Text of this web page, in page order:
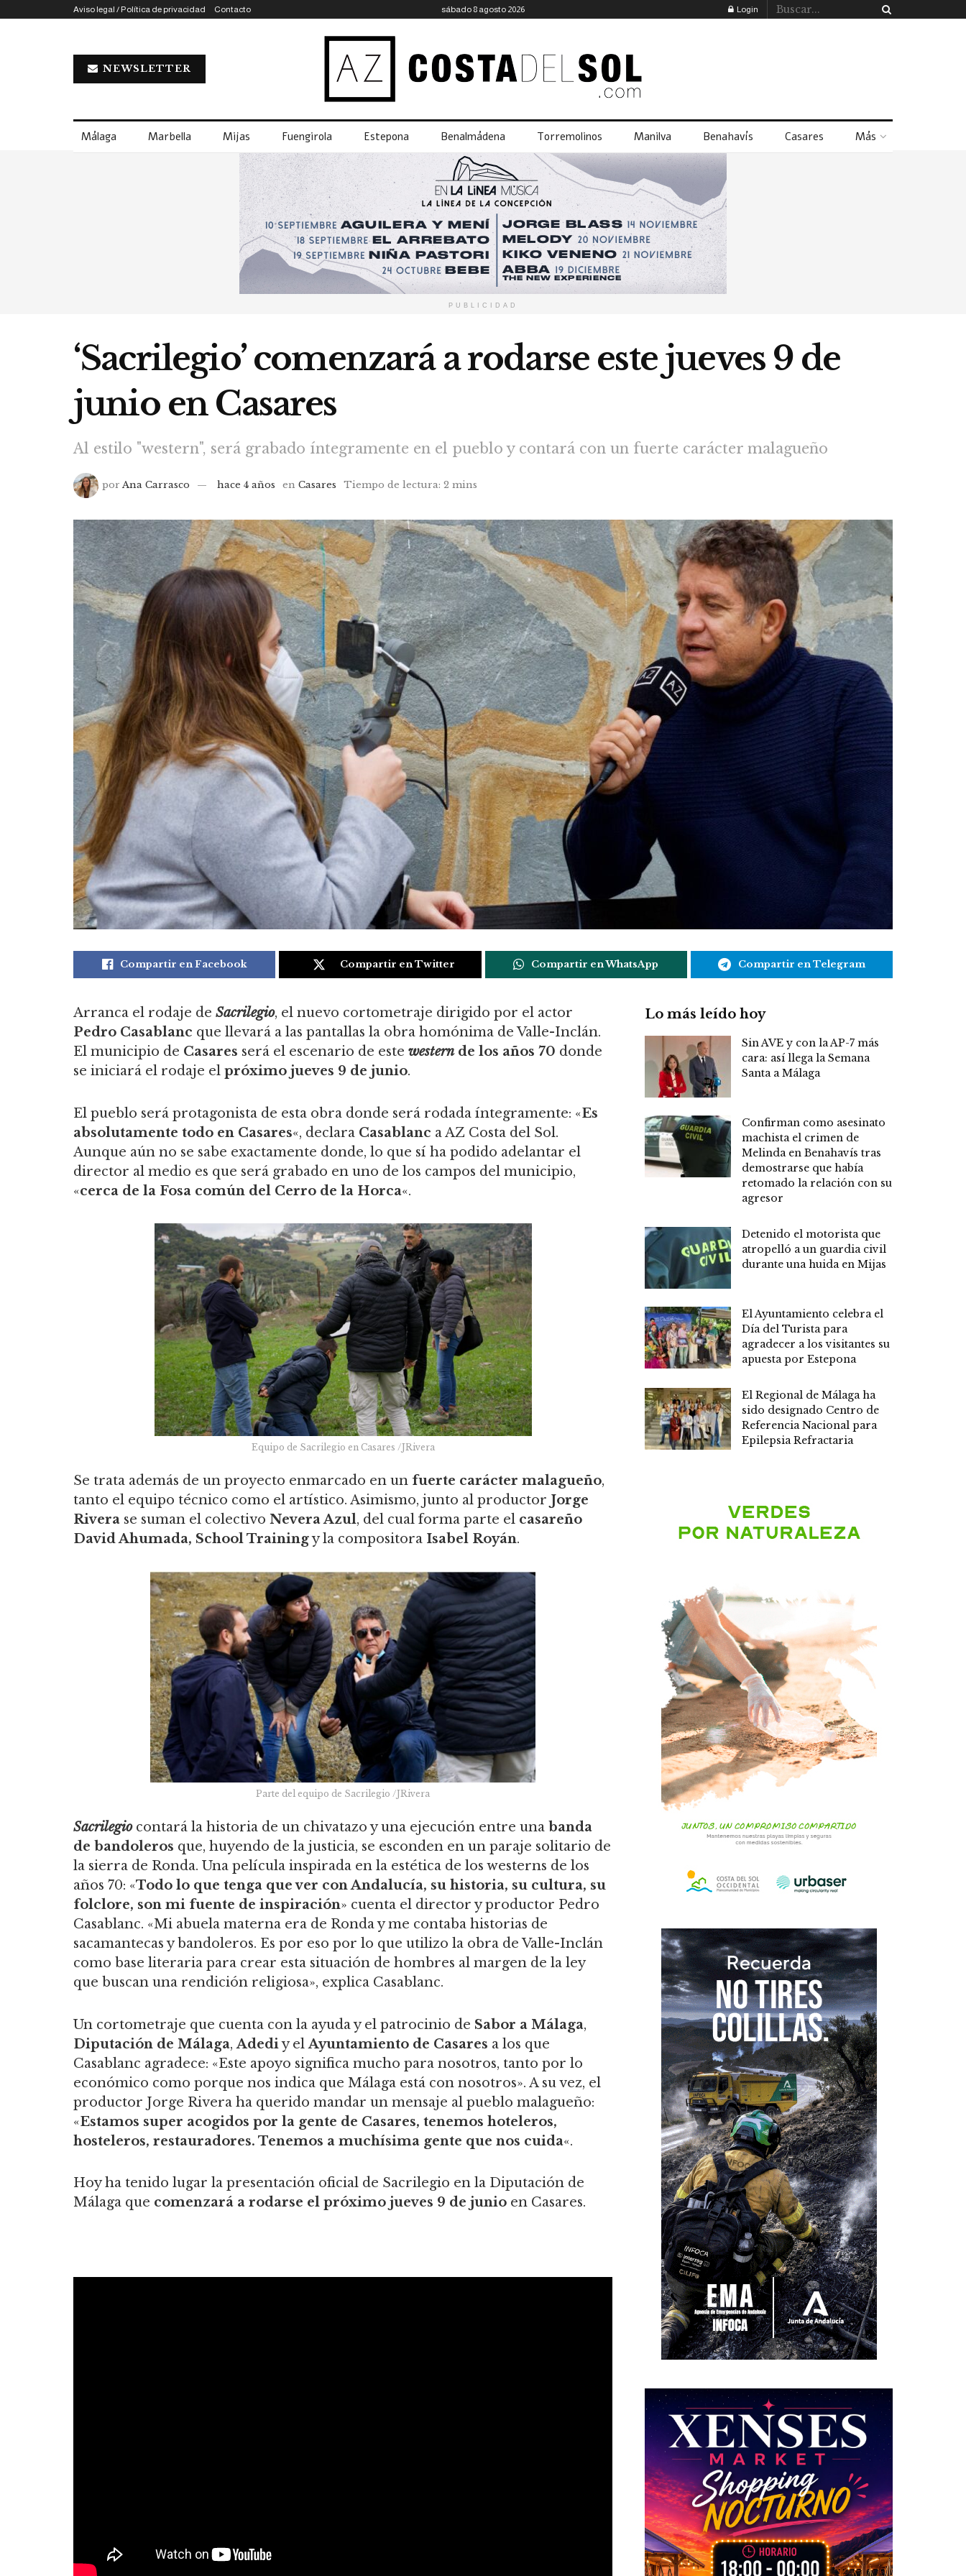
Aviso legal / Política de privacidad Contacto sábado 8 agosto 2026 Login
NEWSLETTER
Málaga Marbella Mijas Fuengirola Estepona Benalmádena Torremolinos Manilva Benahavís Casares Más
PUBLICIDAD
‘Sacrilegio’ comenzará a rodarse este jueves 9 de
junio en Casares
Al estilo "western", será grabado íntegramente en el pueblo y contará con un fuerte carácter malagueño
por Ana Carrasco hace 4 años en Casares Tiempo de lectura: 2 mins
Compartir en Facebook Compartir en Twitter Compartir en WhatsApp Compartir en Telegram
Arranca el rodaje de Sacrilegio, el nuevo cortometraje dirigido por el actor
Pedro Casablanc que llevará a las pantallas la obra homónima de Valle-Inclán.
El municipio de Casares será el escenario de este westernde los años 70 donde
se iniciará el rodaje el próximo jueves 9 de junio.
El pueblo será protagonista de esta obra donde será rodada íntegramente: «Es
absolutamente todo en Casares«, declara Casablanc a AZ Costa del Sol.
Aunque aún no se sabe exactamente donde, lo que sí ha podido adelantar el
director al medio es que será grabado en uno de los campos del municipio,
«cerca de la Fosa común del Cerro de la Horca«.
Equipo de Sacrilegio en Casares /JRivera
Se trata además de un proyecto enmarcado en un fuerte carácter malagueño,
tanto el equipo técnico como el artístico. Asimismo, junto al productor Jorge
Rivera se suman el colectivo Nevera Azul, del cual forma parte el casareño
David Ahumada, School Trainingy la compositora Isabel Royán.
Parte del equipo de Sacrilegio /JRivera
Sacrilegio contará la historia de un chivatazo y una ejecución entre una banda
de bandoleros que, huyendo de la justicia, se esconden en un paraje solitario de
la sierra de Ronda. Una película inspirada en la estética de los westerns de los
años 70: «Todo lo que tenga que ver con Andalucía, su historia, su cultura, su
folclore, son mi fuente de inspiración» cuenta el director y productor Pedro
Casablanc. «Mi abuela materna era de Ronda y me contaba historias de
sacamantecas y bandoleros. Es por eso por lo que utilizo la obra de Valle-Inclán
como base literaria para crear esta situación de hombres al margen de la ley
que buscan una rendición religiosa», explica Casablanc.
Un cortometraje que cuenta con la ayuda y el patrocinio de Sabor a Málaga,
Diputación de Málaga,Adediy elAyuntamiento de Casares a los que
Casablanc agradece: «Este apoyo significa mucho para nosotros, tanto por lo
económico como porque nos indica que Málaga está con nosotros». A su vez, el
productor Jorge Rivera ha querido mandar un mensaje al pueblo malagueño:
«Estamos super acogidos por la gente de Casares, tenemos hoteleros,
hosteleros, restauradores. Tenemos a muchísima gente que nos cuida«.
Hoy ha tenido lugar la presentación oficial de Sacrilegio en la Diputación de
Málaga que comenzará a rodarse el próximo jueves 9 de junio en Casares.
Lo más leído hoy
Sin AVE y con la AP-7 más
cara: así llega la Semana
Santa a Málaga
Confirman como asesinato
machista el crimen de
Melinda en Benahavís tras
demostrarse que había
retomado la relación con su
agresor
Detenido el motorista que
atropelló a un guardia civil
durante una huida en Mijas
El Ayuntamiento celebra el
Día del Turista para
agradecer a los visitantes su
apuesta por Estepona
El Regional de Málaga ha
sido designado Centro de
Referencia Nacional para
Epilepsia Refractaria